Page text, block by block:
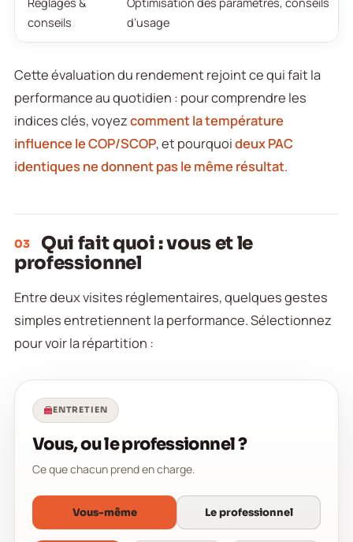
conseils
d’usage
Cette évaluation du rendement rejoint ce qui fait la
performance au quotidien : pour comprendre les
indices clés, voyezcomment la température
influence le COP/SCOP, et pourquoideux PAC
identiques ne donnent pas le même résultat.
03
Qui fait quoi : vous et le
professionnel
Entre deux visites réglementaires, quelques gestes
simples entretiennent la performance. Sélectionnez
pour voir la répartition :
ENTRETIEN
Vous, ou le professionnel ?
Ce que chacun prend en charge.
Vous-même Le professionnel